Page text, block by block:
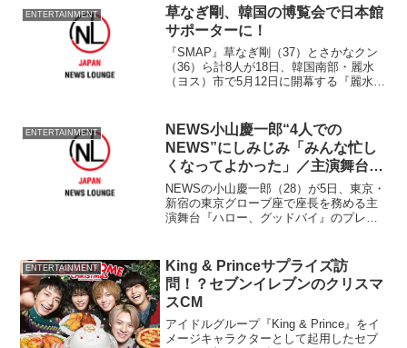
プ卒業とともにパーソナリティを卒業し
た。
ENTERTAINMENT
草なぎ剛、韓国の博覧会で日本館
サポーターに！
『SMAP』草なぎ剛（37）とさかなクン
（36）ら計8人が18日、韓国南部・麗水
（ヨス）市で5月12日に開幕する『麗水国
で枝野幸男経産相（47）から任命状を受
けた2人。...
ENTERTAINMENT
NEWS小山慶一郎“4人での
NEWS”にしみじみ「みんな忙し
くなってよかった」／主演舞台
『ハロー、グッドバイ』開演！
NEWSの小山慶一郎（28）が5日、東京・
新宿の東京グローブ座で座長を務める主
演舞台『ハロー、グッドバイ』のプレス
劇。通夜ぶるまいの焼肉の対応に追われ
るセレモニー会場、...
ENTERTAINMENT
King & Princeサプライズ訪
問！？セブンイレブンのクリスマ
スCM
アイドルグループ『King & Prince』をイ
メージキャラクターとして起用したセブ